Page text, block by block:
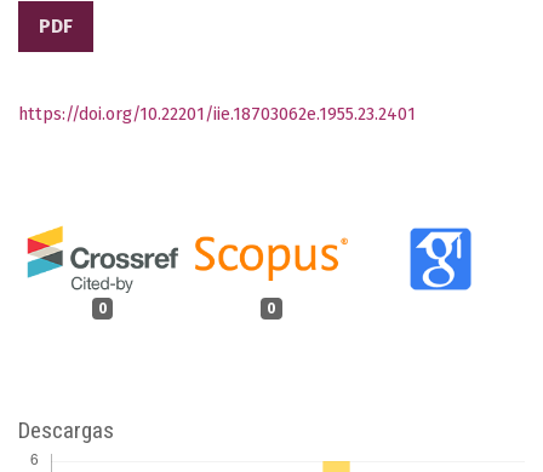
PDF
0 0
https://doi.org/10.22201/iie.18703062e.1955.23.2401
Descargas